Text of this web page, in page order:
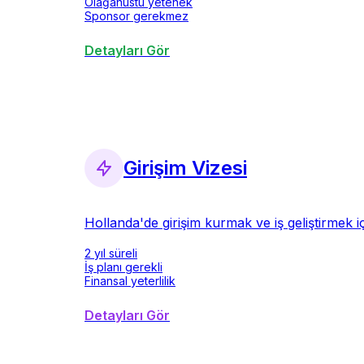
Sponsor gerekmez
Detayları Gör
Girişim Vizesi
Hollanda'de girişim kurmak ve iş geliştirmek
2 yıl süreli
İş planı gerekli
Finansal yeterlilik
Detayları Gör